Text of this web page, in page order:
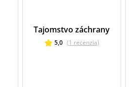
Tajomstvo záchrany
5,0 (1 recenzia)